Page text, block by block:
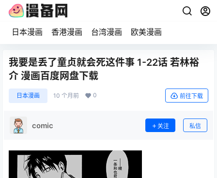
日本漫画 香港漫画 台湾漫画 欧美漫画
我要是丢了童贞就会死这件事 1-22话 若林裕
介 漫画百度网盘下载
日本漫画 10 个月前 0 前往下载
comic 关注 私信